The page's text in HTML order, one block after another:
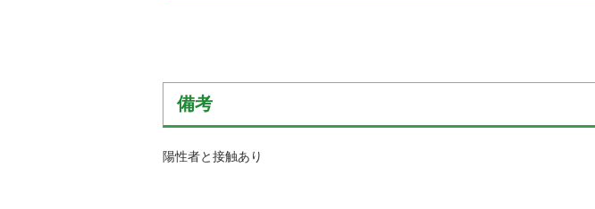
備考
陽性者と接触あり